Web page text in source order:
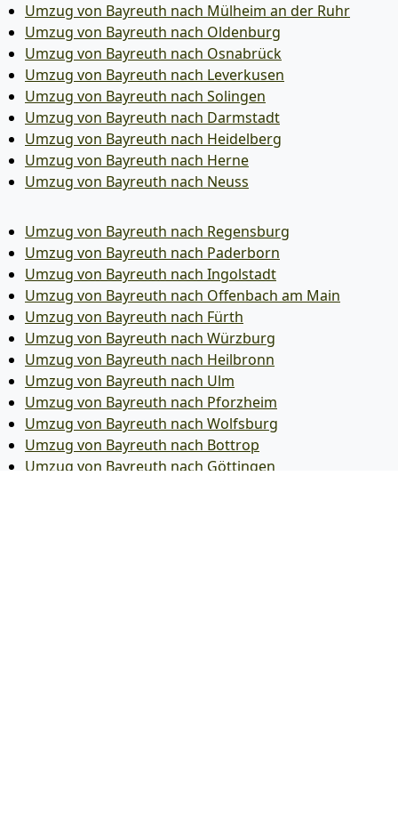
Umzug von Bayreuth nach Mülheim an der Ruhr
Umzug von Bayreuth nach Oldenburg
Umzug von Bayreuth nach Osnabrück
Umzug von Bayreuth nach Leverkusen
Umzug von Bayreuth nach Solingen
Umzug von Bayreuth nach Darmstadt
Umzug von Bayreuth nach Heidelberg
Umzug von Bayreuth nach Herne
Umzug von Bayreuth nach Neuss
Umzug von Bayreuth nach Regensburg
Umzug von Bayreuth nach Paderborn
Umzug von Bayreuth nach Ingolstadt
Umzug von Bayreuth nach Offenbach am Main
Umzug von Bayreuth nach Fürth
Umzug von Bayreuth nach Würzburg
Umzug von Bayreuth nach Heilbronn
Umzug von Bayreuth nach Ulm
Umzug von Bayreuth nach Pforzheim
Umzug von Bayreuth nach Wolfsburg
Umzug von Bayreuth nach Bottrop
Umzug von Bayreuth nach Göttingen